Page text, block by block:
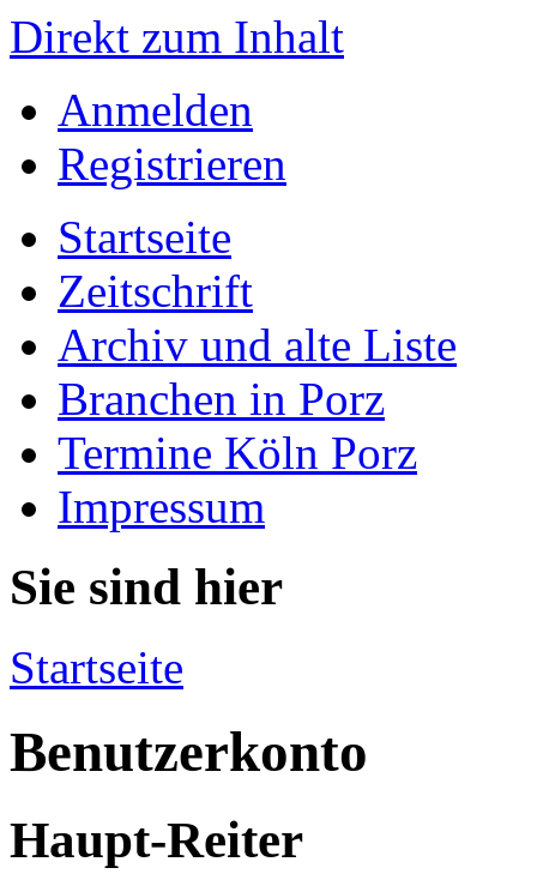
Direkt zum Inhalt
Anmelden
Registrieren
Startseite
Zeitschrift
Archiv und alte Liste
Branchen in Porz
Termine Köln Porz
Impressum
Sie sind hier
Startseite
Benutzerkonto
Haupt-Reiter